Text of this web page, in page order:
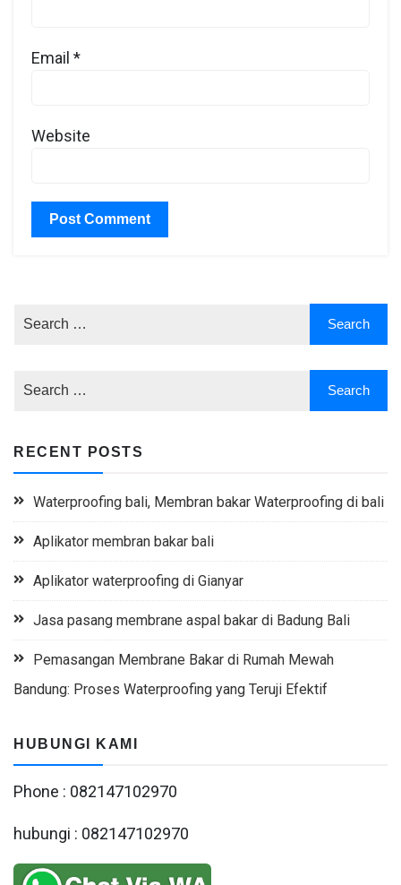
Email *
Website
RECENT POSTS
Waterproofing bali, Membran bakar Waterproofing di bali
Aplikator membran bakar bali
Aplikator waterproofing di Gianyar
Jasa pasang membrane aspal bakar di Badung Bali
Pemasangan Membrane Bakar di Rumah Mewah
Bandung: Proses Waterproofing yang Teruji Efektif
HUBUNGI KAMI
Phone : 082147102970
hubungi : 082147102970